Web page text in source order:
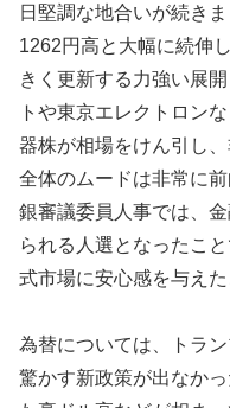
日堅調な地合いが続き
1262円高と大幅に続伸
きく更新する力強い展
トや東京エレクトロン
器株が相場をけん引し
全体のムードは非常に
銀審議委員人事では、
られる人選となったこ
式市場に安心感を与え
為替については、トラ
驚かす新政策が出なか